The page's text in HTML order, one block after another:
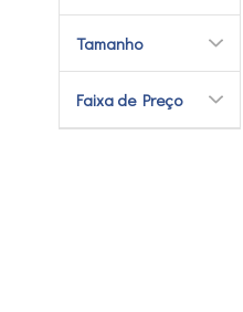
Tamanho
Faixa de Preço